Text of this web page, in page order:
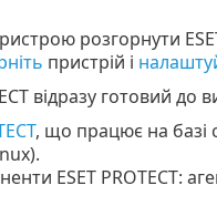
розгорнути
пристрій і
відразу готовий до
, що працює на базі
).
ESET PROTECT: